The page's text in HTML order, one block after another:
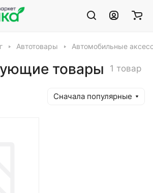
Автотовары Автомобильные
товары 1 товар
Сначала популярные